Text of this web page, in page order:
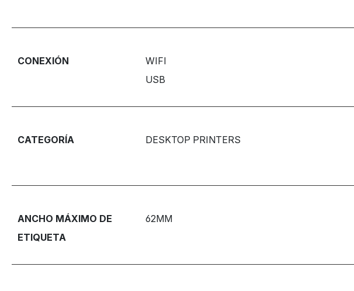
CONEXIÓN
WIFI
USB
CATEGORÍA DESKTOP PRINTERS
ANCHO MÁXIMO DE
ETIQUETA
62MM